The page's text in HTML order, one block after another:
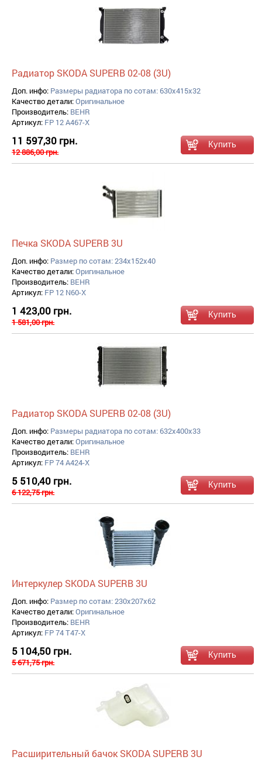
Радиатор SKODA SUPERB 02-08 (3U)
Доп. инфо: Размеры радиатора по сотам: 630x415x32
Качество детали:Оригинальное
Производитель: BEHR
Артикул: FP 12 A467-X
11 597,30 грн.
12 886,00 грн.
Печка SKODA SUPERB 3U
Доп. инфо: Размер по сотам: 234x152x40
Качество детали:Оригинальное
Производитель: BEHR
Артикул: FP 12 N60-X
1 423,00 грн.
1 581,00 грн.
Радиатор SKODA SUPERB 02-08 (3U)
Доп. инфо: Размеры радиатора по сотам: 632x400x33
Качество детали:Оригинальное
Производитель: BEHR
Артикул: FP 74 A424-X
5 510,40 грн.
6 122,75 грн.
Интеркулер SKODA SUPERB 3U
Доп. инфо: Размер по сотам: 230x207x62
Качество детали:Оригинальное
Производитель: BEHR
Артикул: FP 74 T47-X
5 104,50 грн.
5 671,75 грн.
Расширительный бачок SKODA SUPERB 3U